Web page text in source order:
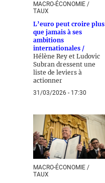
MACRO-ÉCONOMIE /
TAUX
L’euro peut croire plus
que jamais à ses
ambitions
internationales /
Hélène Rey et Ludovic
Subran dressent une
liste de leviers à
actionner
31/03/2026 - 17:30
MACRO-ÉCONOMIE /
TAUX